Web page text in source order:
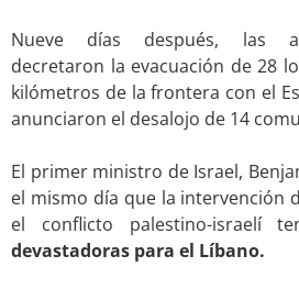
Nueve días después, las
decretaron la evacuación de 28
kilómetros de la frontera con el
anunciaron el desalojo de 14
El primer ministro de Israel,
el mismo día que la intervención
el conflicto palestino-israelí
devastadoras para el Líbano.